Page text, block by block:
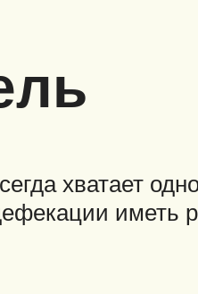
хватает
иметь